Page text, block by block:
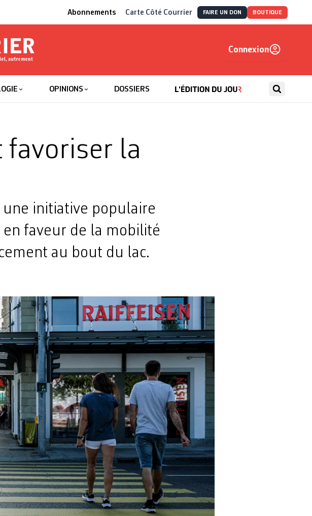
Abonnements Carte Côté Courrier FAIRE UN DON BOUTIQUE
Connexion
OPINIONS DOSSIERS
favoriser la
initiative populaire
en faveur de la mobilité
au bout du lac.